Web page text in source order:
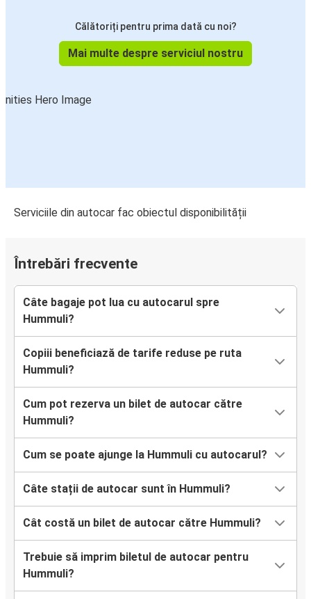
Călătoriți pentru prima dată cu noi?
Mai multe despre serviciul nostru
Serviciile din autocar fac obiectul disponibilității
Întrebări frecvente
Câte bagaje pot lua cu autocarul spre
Hummuli?
Copiii beneficiază de tarife reduse pe ruta
Hummuli?
Cum pot rezerva un bilet de autocar către
Hummuli?
Cum se poate ajunge la Hummuli cu autocarul?
Câte stații de autocar sunt în Hummuli?
Cât costă un bilet de autocar către Hummuli?
Trebuie să imprim biletul de autocar pentru
Hummuli?